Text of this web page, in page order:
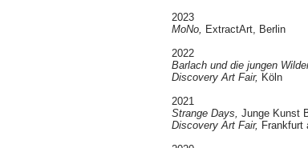
2023
MoNo, ExtractArt, Berlin
2022
Barlach und die jungen
Discovery Art Fair, Köln
2021
Strange Days, Junge Kunst
Discovery Art Fair, Frankfurt